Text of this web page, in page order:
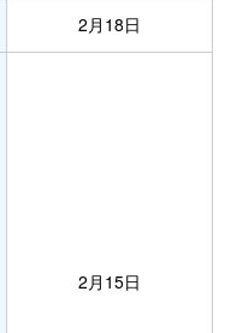
2月18日
2月15日